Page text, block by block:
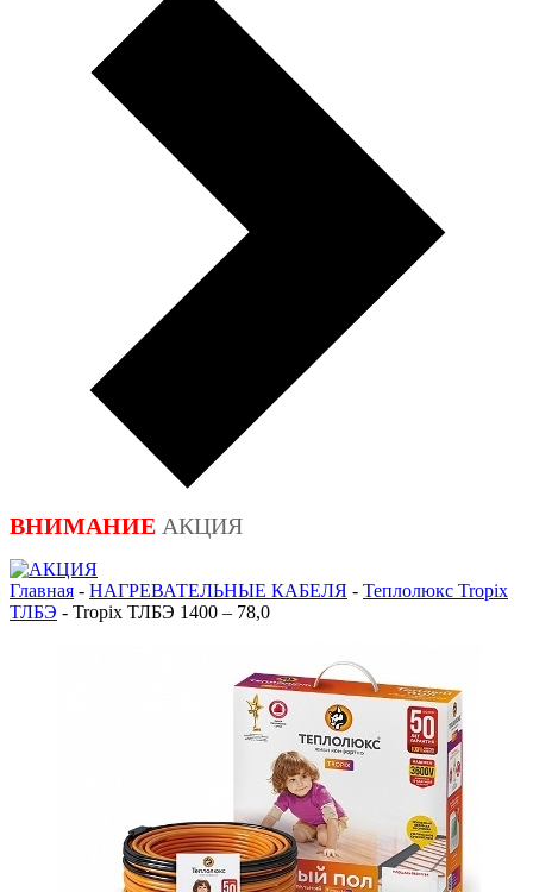
ВНИМАНИЕ АКЦИЯ
Главная - НАГРЕВАТЕЛЬНЫЕ КАБЕЛЯ - Теплолюкс Tropix
ТЛБЭ - Tropix ТЛБЭ 1400 – 78,0